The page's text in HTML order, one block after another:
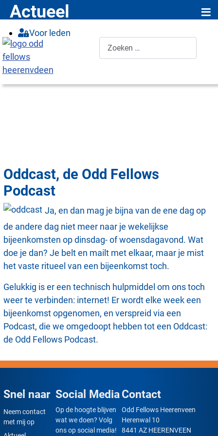
Voor leden
Oddcast, de Odd Fellows
Podcast
Ja, en dan mag je bijna van de ene dag op
de andere dag niet meer naar je wekelijkse
bijeenkomsten op dinsdag- of woensdagavond. Wat
doe je dan? Je belt en mailt met elkaar, maar je mist
het vaste ritueel van een bijeenkomst toch.
Gelukkig is er een technisch hulpmiddel om ons toch
weer te verbinden: internet! Er wordt elke week een
bijeenkomst opgenomen, en verspreid via een
Podcast, die we omgedoopt hebben tot een Oddcast:
de Odd Fellows Podcast.
Snel naar
Neem contact
met mij op
Social Media
Op de hoogte blijven
wat we doen? Volg
ons op social media!
Contact
Odd Fellows Heerenveen
Herenwal 10
8441 AZ HEERENVEEN
Actueel ≡